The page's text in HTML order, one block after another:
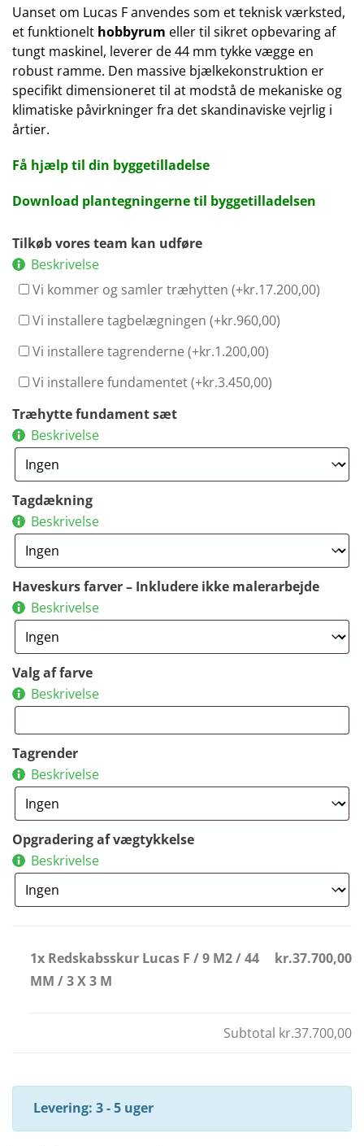
Uanset om Lucas F anvendes som et teknisk værksted,
et funktionelt hobbyrum eller til sikret opbevaring af
tungt maskinel, leverer de 44 mm tykke vægge en
robust ramme. Den massive bjælkekonstruktion er
specifikt dimensioneret til at modstå de mekaniske og
klimatiske påvirkninger fra det skandinaviske vejrlig i
årtier.
Få hjælp til din byggetilladelse
Download plantegningerne til byggetilladelsen
Tilkøb vores team kan udføre
Beskrivelse
Vi kommer og samler træhytten (+kr.17.200,00)
Vi installere tagbelægningen (+kr.960,00)
Vi installere tagrenderne (+kr.1.200,00)
Vi installere fundamentet (+kr.3.450,00)
Træhytte fundament sæt
Beskrivelse
Tagdækning
Beskrivelse
Haveskurs farver – Inkludere ikke malerarbejde
Beskrivelse
Valg af farve
Beskrivelse
Tagrender
Beskrivelse
Opgradering af vægtykkelse
Beskrivelse
1x Redskabsskur Lucas F / 9 M2 / 44
MM / 3 X 3 M
kr.37.700,00
Subtotal kr.37.700,00
Levering: 3 - 5 uger